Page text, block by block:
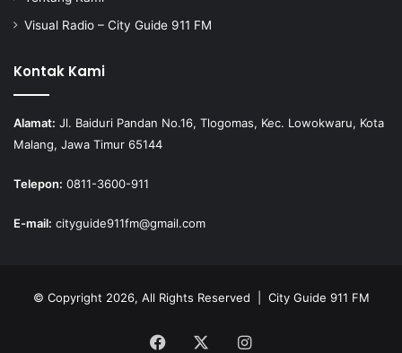
Visual Radio – City Guide 911 FM
Kontak Kami
Alamat: Jl. Baiduri Pandan No.16, Tlogomas, Kec. Lowokwaru, Kota
Malang, Jawa Timur 65144
Telepon: 0811-3600-911
E-mail: cityguide911fm@gmail.com
© Copyright 2026, All Rights Reserved | City Guide 911 FM
Facebook Instagram